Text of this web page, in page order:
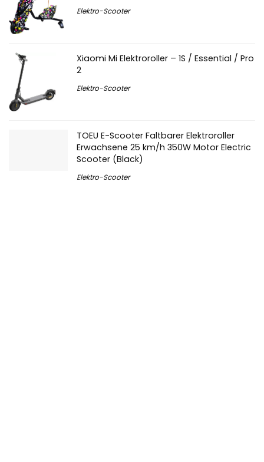
Elektro-Scooter
Xiaomi Mi Elektroroller – 1S / Essential / Pro
2
Elektro-Scooter
TOEU E-Scooter Faltbarer Elektroroller
Erwachsene 25 km/h 350W Motor Electric
Scooter (Black)
Elektro-Scooter